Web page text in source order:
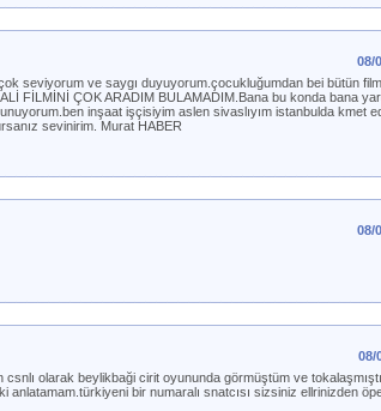
08/
seviyorum ve saygı duyuyorum.çocukluğumdan bei bütün
FİLMİNİ ÇOK ARADIM BULAMADIM.Bana bu konda bana
inşaat işçisiyim aslen sivaslıyım istanbulda kmet
sevinirim. Murat HABER
08/
08/
olarak beylikbaği cirit oyununda görmüştüm ve
bir numaralı snatcısı sizsiniz ellrinizden